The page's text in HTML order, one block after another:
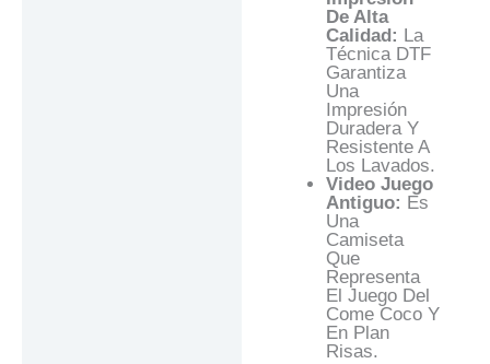
De Alta
Calidad: La
Técnica DTF
Garantiza
Una
Impresión
Duradera Y
Resistente A
Los Lavados.
Video Juego
Antiguo: Es
Una
Camiseta
Que
Representa
El Juego Del
Come Coco Y
En Plan
Risas.